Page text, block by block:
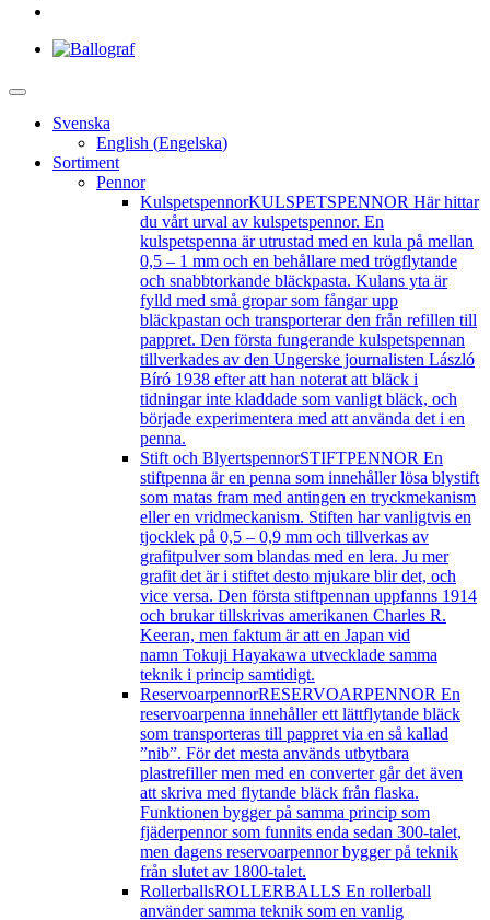
Svenska
English (Engelska)
Sortiment
Pennor
KulspetspennorKULSPETSPENNOR Här hittar
du vårt urval av kulspetspennor. En
kulspetspenna är utrustad med en kula på mellan
0,5 – 1 mm och en behållare med trögflytande
och snabbtorkande bläckpasta. Kulans yta är
fylld med små gropar som fångar upp
bläckpastan och transporterar den från refillen till
pappret. Den första fungerande kulspetspennan
tillverkades av den Ungerske journalisten László
Bíró 1938 efter att han noterat att bläck i
tidningar inte kladdade som vanligt bläck, och
började experimentera med att använda det i en
penna.
Stift och BlyertspennorSTIFTPENNOR En
stiftpenna är en penna som innehåller lösa blystift
som matas fram med antingen en tryckmekanism
eller en vridmeckanism. Stiften har vanligtvis en
tjocklek på 0,5 – 0,9 mm och tillverkas av
grafitpulver som blandas med en lera. Ju mer
grafit det är i stiftet desto mjukare blir det, och
vice versa. Den första stiftpennan uppfanns 1914
och brukar tillskrivas amerikanen Charles R.
Keeran, men faktum är att en Japan vid
namn Tokuji Hayakawa utvecklade samma
teknik i princip samtidigt.
ReservoarpennorRESERVOARPENNOR En
reservoarpenna innehåller ett lättflytande bläck
som transporteras till pappret via en så kallad
”nib”. För det mesta används utbytbara
plastrefiller men med en converter går det även
att skriva med flytande bläck från flaska.
Funktionen bygger på samma princip som
fjäderpennor som funnits enda sedan 300-talet,
men dagens reservoarpennor bygger på teknik
från slutet av 1800-talet.
RollerballsROLLERBALLS En rollerball
använder samma teknik som en vanlig